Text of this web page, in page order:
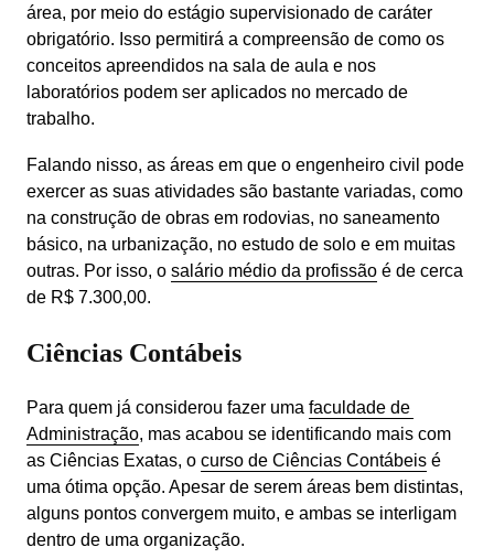
área, por meio do estágio supervisionado de caráter
obrigatório. Isso permitirá a compreensão de como os
conceitos apreendidos na sala de aula e nos
laboratórios podem ser aplicados no mercado de
trabalho.
Falando nisso, as áreas em que o engenheiro civil pode
exercer as suas atividades são bastante variadas, como
na construção de obras em rodovias, no saneamento
básico, na urbanização, no estudo de solo e em muitas
outras. Por isso, o salário médio da profissão é de cerca
de R$ 7.300,00.
Ciências Contábeis
Para quem já considerou fazer uma faculdade de
Administração, mas acabou se identificando mais com
as Ciências Exatas, o curso de Ciências Contábeis é
uma ótima opção. Apesar de serem áreas bem distintas,
alguns pontos convergem muito, e ambas se interligam
dentro de uma organização.